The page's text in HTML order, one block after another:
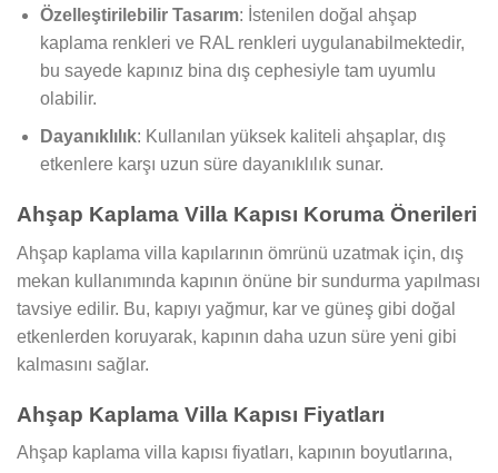
Özelleştirilebilir Tasarım: İstenilen doğal ahşap
kaplama renkleri ve RAL renkleri uygulanabilmektedir,
bu sayede kapınız bina dış cephesiyle tam uyumlu
olabilir.
Dayanıklılık: Kullanılan yüksek kaliteli ahşaplar, dış
etkenlere karşı uzun süre dayanıklılık sunar.
Ahşap Kaplama Villa Kapısı Koruma Önerileri
Ahşap kaplama villa kapılarının ömrünü uzatmak için, dış
mekan kullanımında kapının önüne bir sundurma yapılması
tavsiye edilir. Bu, kapıyı yağmur, kar ve güneş gibi doğal
etkenlerden koruyarak, kapının daha uzun süre yeni gibi
kalmasını sağlar.
Ahşap Kaplama Villa Kapısı Fiyatları
Ahşap kaplama villa kapısı fiyatları, kapının boyutlarına,